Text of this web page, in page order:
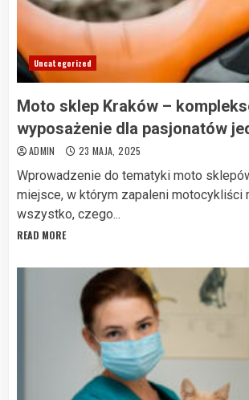
Uncategorized
Moto sklep Kraków –
wyposażenie dla pasjonatów
ADMIN 23 MAJA, 2025
Wprowadzenie do tematyki moto
miejsce, w którym zapaleni motocykliści
wszystko, czego...
READ MORE